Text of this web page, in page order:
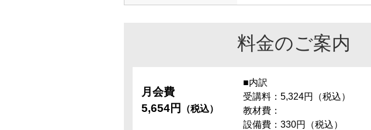
料金のご案内
月会費
5,654円
（税込）
■内訳
受講料：5,324円（税込）
教材費：
設備費：330円（税込）